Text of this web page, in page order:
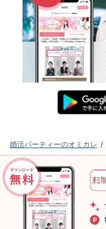
婚活パーティーのオミカレ